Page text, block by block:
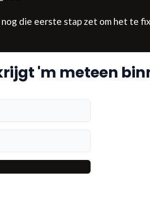
die eerste stap zet om het te
'm meteen